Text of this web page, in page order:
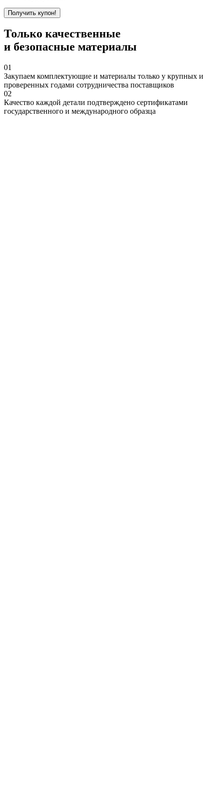
Только качественные
и безопасные материалы
01
Закупаем комплектующие и материалы только у крупных и
проверенных годами сотрудничества поставщиков
02
Качество каждой детали подтверждено сертификатами
государственного и международного образца